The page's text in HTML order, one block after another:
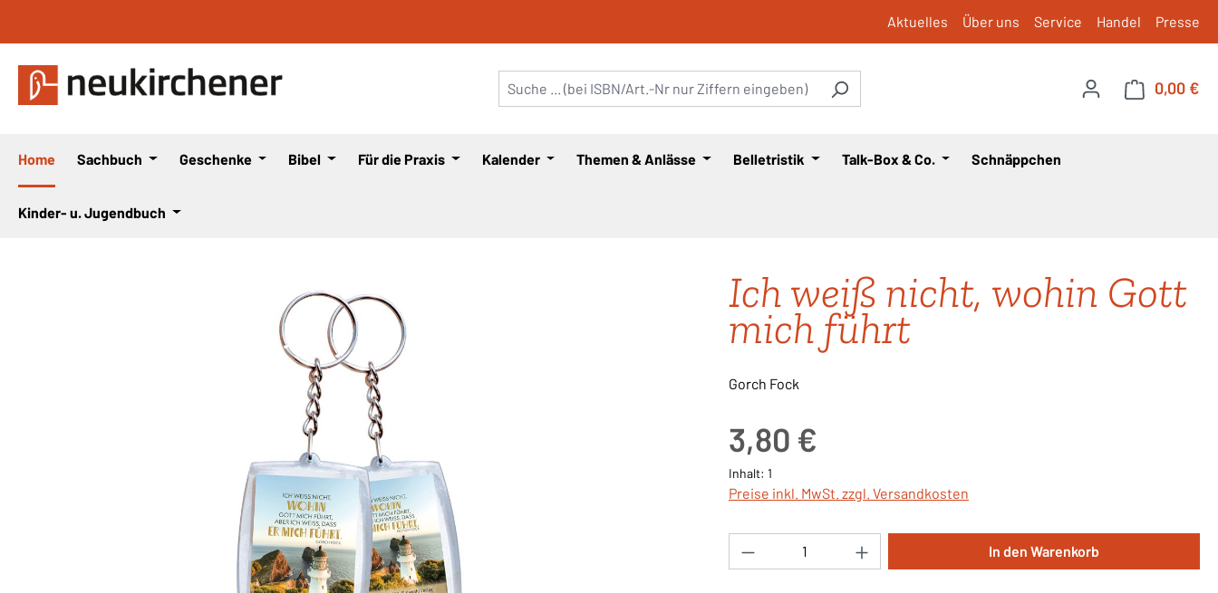
Aktuelles Über uns Service Handel Presse
0,00 €
Home Sachbuch Geschenke Bibel Für die Praxis Kalender Themen & Anlässe Belletristik Talk-Box & Co. Schnäppchen
Kinder- u. Jugendbuch
Ich weiß nicht, wohin Gott
mich führt
Gorch Fock
3,80 €
Inhalt: 1
Preise inkl. MwSt. zzgl. Versandkosten
Produkt Anzahl: Gib den gewünschten Wert ein
In den Warenkorb